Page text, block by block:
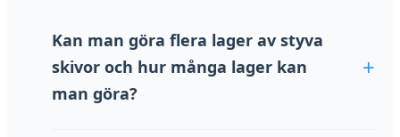
Kan man göra flera lager av styva
skivor och hur många lager kan
man göra?